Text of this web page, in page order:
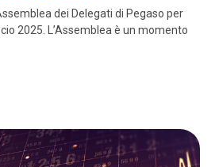
dei Delegati di Pegaso per
2025. L’Assemblea è un momento